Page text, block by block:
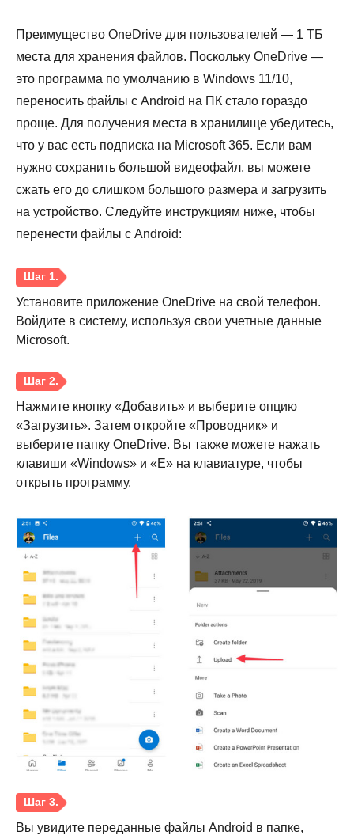
Шаг 2.
Шаг 3.
Преимущество OneDrive для пользователей — 1 ТБ
места для хранения файлов. Поскольку OneDrive —
это программа по умолчанию в Windows 11/10,
переносить файлы с Android на ПК стало гораздо
проще. Для получения места в хранилище убедитесь,
что у вас есть подписка на Microsoft 365. Если вам
нужно сохранить большой видеофайл, вы можете
сжать его до слишком большого размера и загрузить
на устройство. Следуйте инструкциям ниже, чтобы
перенести файлы с Android:
Установите приложение OneDrive на свой телефон.
Войдите в систему, используя свои учетные данные
Microsoft.
Нажмите кнопку «Добавить» и выберите опцию
«Загрузить». Затем откройте «Проводник» и
выберите папку OneDrive. Вы также можете нажать
клавиши «Windows» и «E» на клавиатуре, чтобы
открыть программу.
Вы увидите переданные файлы Android в папке,